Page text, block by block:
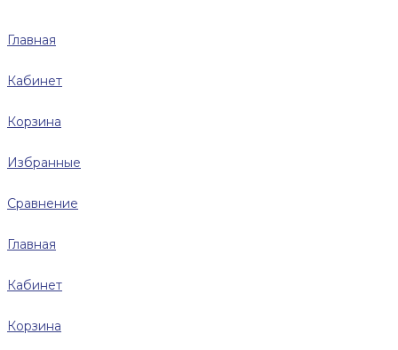
Главная
Кабинет
Корзина
Избранные
Сравнение
Главная
Кабинет
Корзина